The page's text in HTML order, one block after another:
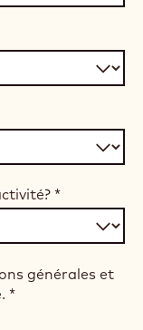
*
générales et
*